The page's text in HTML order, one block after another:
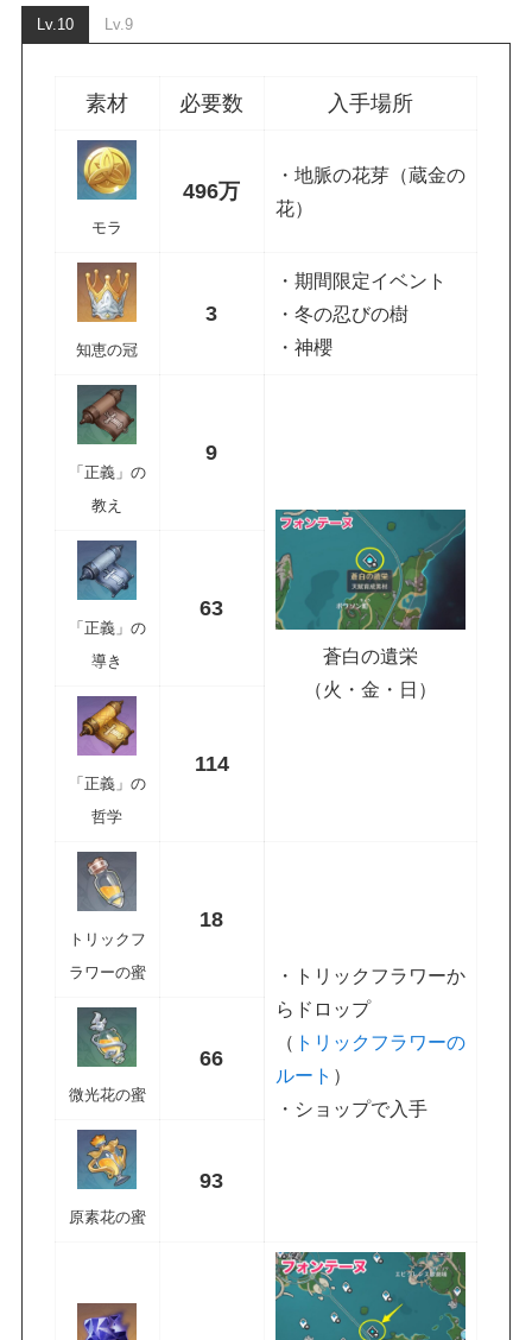
Lv.10 Lv.9
素材 必要数 入手場所
モラ
496万
・地脈の花芽（蔵金の
花）
知恵の冠
3
・期間限定イベント
・冬の忍びの樹
・神櫻
「正義」の
教え
9
蒼白の遺栄
（火・金・日）
「正義」の
導き
63
「正義」の
哲学
114
トリックフ
ラワーの蜜
18
・トリックフラワーか
らドロップ
（ トリックフラワーの
ルート ）
・ショップで入手
微光花の蜜
66
原素花の蜜
93